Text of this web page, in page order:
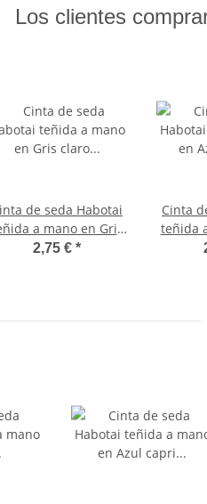
Los clientes
de seda Habotai
a mano en Gris
claro ø3mm
2,75 € *
Cinta
teñida